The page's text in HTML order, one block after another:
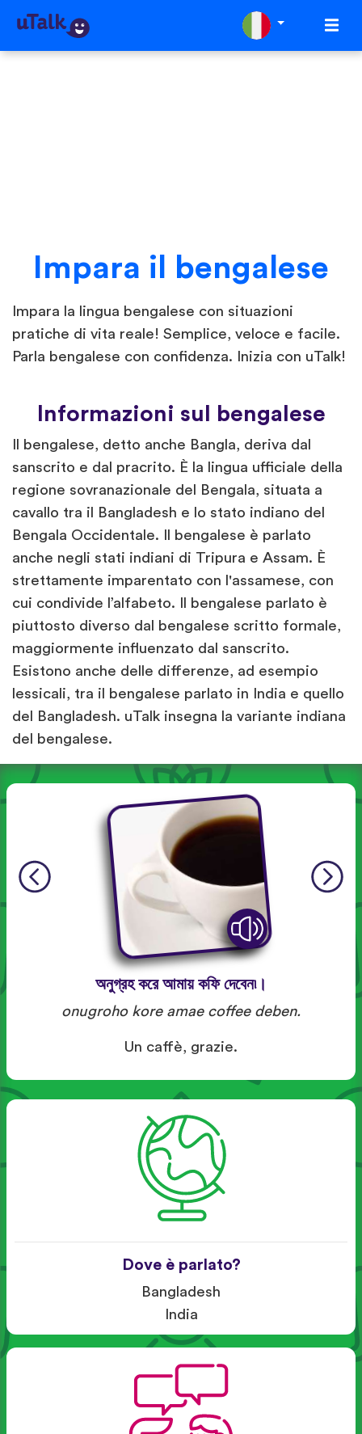
Impara il bengalese
Impara la lingua bengalese con situazioni
pratiche di vita reale! Semplice, veloce e facile.
Parla bengalese con confidenza. Inizia con uTalk!
Informazioni sul bengalese
Il bengalese, detto anche Bangla, deriva dal
sanscrito e dal pracrito. È la lingua ufficiale della
regione sovranazionale del Bengala, situata a
cavallo tra il Bangladesh e lo stato indiano del
Bengala Occidentale. Il bengalese è parlato
anche negli stati indiani di Tripura e Assam. È
strettamente imparentato con l'assamese, con
cui condivide l’alfabeto. Il bengalese parlato è
piuttosto diverso dal bengalese scritto formale,
maggiormente influenzato dal sanscrito.
Esistono anche delle differenze, ad esempio
lessicali, tra il bengalese parlato in India e quello
del Bangladesh. uTalk insegna la variante indiana
del bengalese.
অনুগ্রহ করে আমায় কফি দেবেন৷।
onugroho kore amae coffee deben.
Un caffè, grazie.
Dove è parlato?
Bangladesh
India